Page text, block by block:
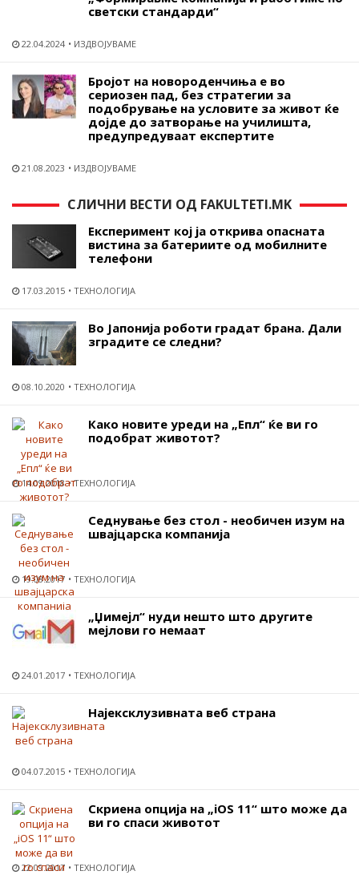
светски стандарди“
22.04.2024 ИЗДВОЈУВАМЕ
Бројот на новороденчиња е во
сериозен пад, без стратегии за
подобрување на условите за живот ќе
дојде до затворање на училишта,
предупредуваат експертите
21.08.2023 ИЗДВОЈУВАМЕ
СЛИЧНИ ВЕСТИ ОД FAKULTETI.MK
Експеримент кој ја открива опасната
вистина за батериите од мобилните
телефони
17.03.2015 ТЕХНОЛОГИЈА
Во Јапонија роботи градат брана. Дали
зградите се следни?
08.10.2020 ТЕХНОЛОГИЈА
Како новите уреди на „Епл“ ќе ви го
подобрат животот?
14.09.2018 ТЕХНОЛОГИЈА
Седнување без стол - необичен изум на
швајцарска компанија
19.08.2017 ТЕХНОЛОГИЈА
„Џимејл“ нуди нешто што другите
мејлови го немаат
24.01.2017 ТЕХНОЛОГИЈА
Најексклузивната веб страна
04.07.2015 ТЕХНОЛОГИЈА
Скриена опција на „iOS 11“ што може да
ви го спаси животот
22.09.2017 ТЕХНОЛОГИЈА